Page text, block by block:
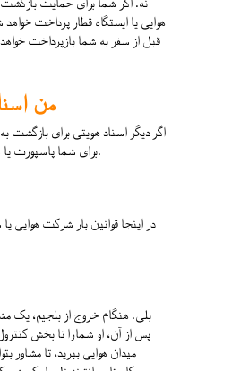
نه. اگر شما برای حمایت بازگشت
هوایی یا ایستگاه قطار پرداخت
قبل از سفر به شما بازپرداخت
من
اگر دیگر اسناد هویتی برای بازگشت
برای شما پاسپورت یا سند سفر صادر کند. اگر با مشکلات روبه‌رو شوید، ما می‌توانیم به شما کمک کنیم.
در اینجا قوانین بار شرکت هوایی
بلی. هنگام خروج از بلجیم، یک
پس از آن، او شما را تا بخش
میدان هوایی ببرید، تا مشاور